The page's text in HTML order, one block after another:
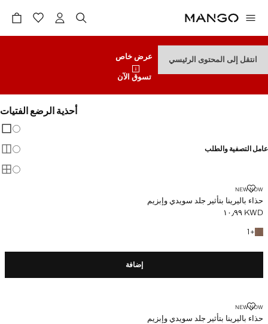
انتقل إلى المحتوى الرئيسي
عرض خاص
تسوق الآن
أحذية الرضع الفتيات
عامل التصفية والطلب
NEW NOW
حذاء باليرينا بتأثير جلد سويدي وإبزيم
حذاء باليرينا بتأثير جلد سويدي وإبزيم
السعر الحالي [KWD ١٠٫٩٩ ]
KWD ١٠٫٩٩
+
1
+ لون آخر
إضافة
NEW NOW
حذاء باليرينا بتأثير جلد سويدي وإبزيم
حذاء باليرينا بتأثير جلد سويدي وإبزيم